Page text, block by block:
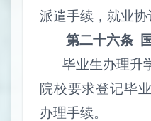
派遣手续，就业协
第二十六条
毕业生办理升
院校要求登记毕
办理手续。